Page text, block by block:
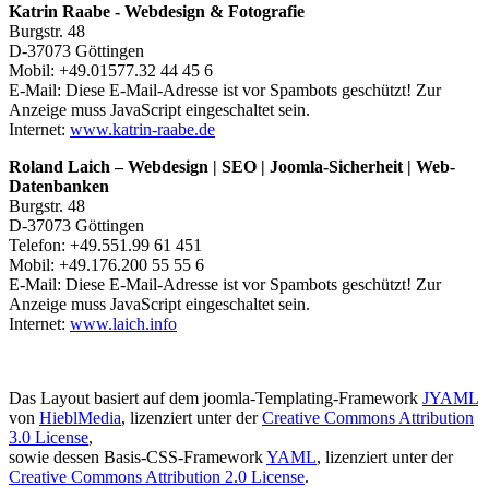
Katrin Raabe - Webdesign & Fotografie
Burgstr. 48
D-37073 Göttingen
Mobil: +49.01577.32 44 45 6
E-Mail: Diese E-Mail-Adresse ist vor Spambots geschützt! Zur
Anzeige muss JavaScript eingeschaltet sein.
Internet: www.katrin-raabe.de
Roland Laich – Webdesign | SEO | Joomla-Sicherheit | Web-
Datenbanken
Burgstr. 48
D-37073 Göttingen
Telefon: +49.551.99 61 451
Mobil: +49.176.200 55 55 6
E-Mail: Diese E-Mail-Adresse ist vor Spambots geschützt! Zur
Anzeige muss JavaScript eingeschaltet sein.
Internet: www.laich.info
Das Layout basiert auf dem joomla-Templating-Framework JYAML
von HieblMedia, lizenziert unter derCreative Commons Attribution
3.0 License,
sowie dessen Basis-CSS-FrameworkYAML, lizenziert unter der
Creative Commons Attribution 2.0 License.